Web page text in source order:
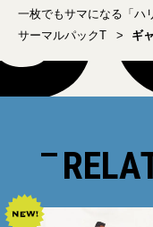
一枚でもサマになる「ハ
サーマルパックT
ギ